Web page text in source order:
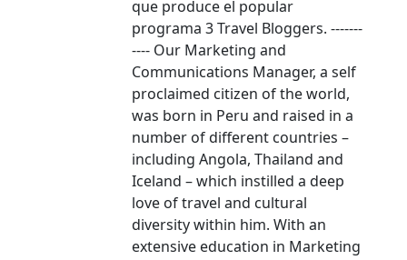
que produce el popular
programa 3 Travel Bloggers. -------
---- Our Marketing and
Communications Manager, a self
proclaimed citizen of the world,
was born in Peru and raised in a
number of different countries –
including Angola, Thailand and
Iceland – which instilled a deep
love of travel and cultural
diversity within him. With an
extensive education in Marketing